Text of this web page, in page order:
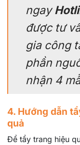
ngay
được tư
gia công
phần
nhận 4
4. Hướng dẫn
quả
Để tẩy trang hiệu